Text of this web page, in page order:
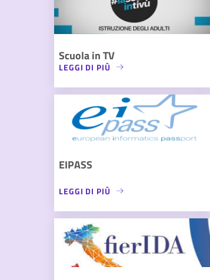
Scuola in TV
LEGGI DI PIÙ
EIPASS
LEGGI DI PIÙ